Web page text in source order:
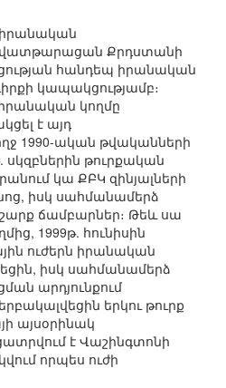
իրանական
վատթարացան Քրդստանի
հանդեպ իրանական
կապակցությամբ։
կողմը
է այդ
1990-ական թվականների
սկզբներին թուրքական
կա ՔԲԿ զինյալների
իսկ սահմանամերձ
ճամբարներ։ Թեև սա
1999թ. հունիսին
ուժերն իրանական
իսկ սահմանամերձ
արդյունքում
երկու թուրք
այսօրինակ
է Վաշինգտոնի
որպես ուժի